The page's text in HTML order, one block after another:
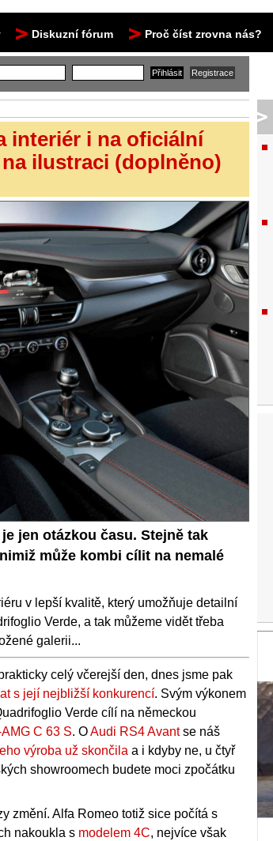
Diskuzní fórum Proč číst zrovna nás?
interiér i na oficiální
ilustraci (doplněno)
jen otázkou času. Stejně tak
může kombi cílit na nemalé
v lepší kvalitě, který umožňuje detailní
Verde, a tak můžeme vidět třeba
galerii...
celý včerejší den, dnes jsme pak
s její nejbližší konkurencí. Svým výkonem
Verde cílí na německou
C 63 S. OAudi RS4 Avantse náš
výroba už skončila a i kdyby ne, u čtyř
showroomech budete moci zpočátku
změní. Alfa Romeo totiž sice počítá s
nakoukla s modelem 4C, nejvíce však